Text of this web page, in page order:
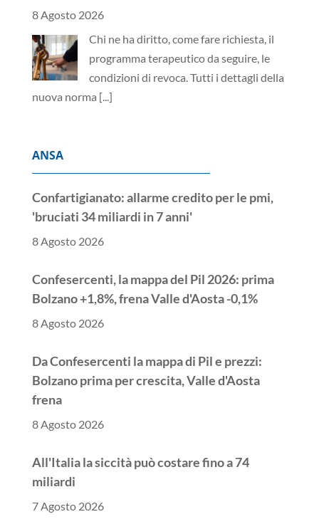
8 Agosto 2026
Chi ne ha diritto, come fare richiesta, il
programma terapeutico da seguire, le
condizioni di revoca. Tutti i dettagli della
nuova norma [...]
ANSA
Confartigianato: allarme credito per le pmi,
'bruciati 34 miliardi in 7 anni'
8 Agosto 2026
Confesercenti, la mappa del Pil 2026: prima
Bolzano +1,8%, frena Valle d'Aosta -0,1%
8 Agosto 2026
Da Confesercenti la mappa di Pil e prezzi:
Bolzano prima per crescita, Valle d'Aosta
frena
8 Agosto 2026
All'Italia la siccità può costare fino a 74
miliardi
7 Agosto 2026